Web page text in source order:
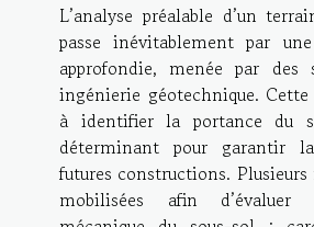
L’analyse préalable d’un
passe inévitablement par
approfondie, menée par des
ingénierie géotechnique.
à identifier la portance du
déterminant pour garantir
futures constructions.
mobilisées afin d’évaluer